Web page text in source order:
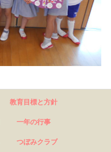
教育目標と方針
一年の行事
つぼみクラブ